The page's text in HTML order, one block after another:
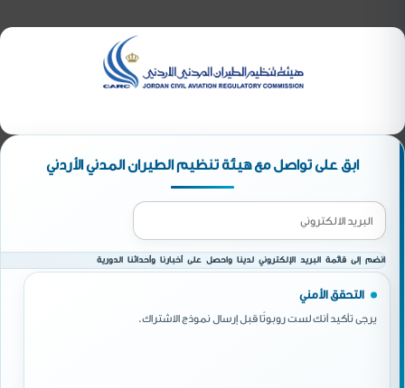
ابق على تواصل مع هيئة تنظيم الطيران المدني الأردني
انضم إلى قائمة البريد الإلكتروني لدينا واحصل على أخبارنا وأحداثنا الدورية
التحقق الأمني
يرجى تأكيد أنك لست روبوتًا قبل إرسال نموذج الاشتراك.